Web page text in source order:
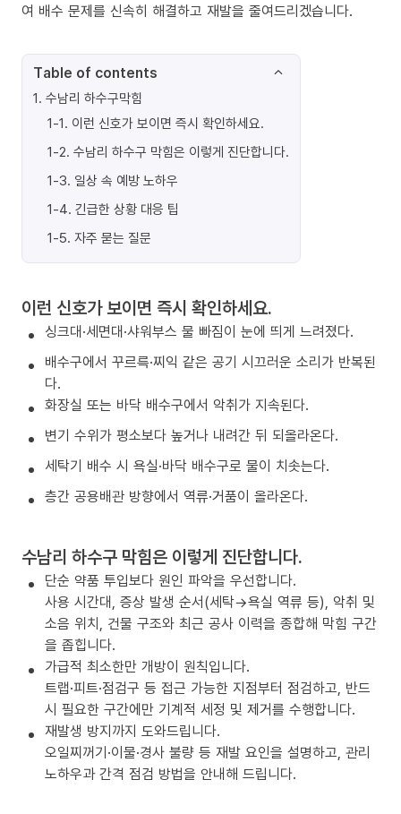
여 배수 문제를 신속히 해결하고 재발을 줄여드리겠습니다.
Table of contents
1. 수남리 하수구막힘
1-1. 이런 신호가 보이면 즉시 확인하세요.
1-2. 수남리 하수구 막힘은 이렇게 진단합니다.
1-3. 일상 속 예방 노하우
1-4. 긴급한 상황 대응 팁
1-5. 자주 묻는 질문
이런 신호가 보이면 즉시 확인하세요.
싱크대·세면대·샤워부스 물 빠짐이 눈에 띄게 느려졌다.
배수구에서 꾸르륵·찌익 같은 공기 시끄러운 소리가 반복된
다.
화장실 또는 바닥 배수구에서 악취가 지속된다.
변기 수위가 평소보다 높거나 내려간 뒤 되올라온다.
세탁기 배수 시 욕실·바닥 배수구로 물이 치솟는다.
층간 공용배관 방향에서 역류·거품이 올라온다.
수남리 하수구 막힘은 이렇게 진단합니다.
단순 약품 투입보다 원인 파악을 우선합니다.
사용 시간대, 증상 발생 순서(세탁→욕실 역류 등), 악취 및
소음 위치, 건물 구조와 최근 공사 이력을 종합해 막힘 구간
을 좁힙니다.
가급적 최소한만 개방이 원칙입니다.
트랩·피트·점검구 등 접근 가능한 지점부터 점검하고, 반드
시 필요한 구간에만 기계적 세정 및 제거를 수행합니다.
재발생 방지까지 도와드립니다.
오일찌꺼기·이물·경사 불량 등 재발 요인을 설명하고, 관리
노하우과 간격 점검 방법을 안내해 드립니다.